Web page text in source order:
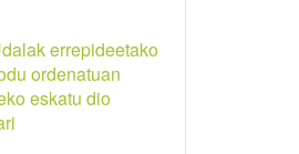
errepideetako
ordenatuan
eskatu dio